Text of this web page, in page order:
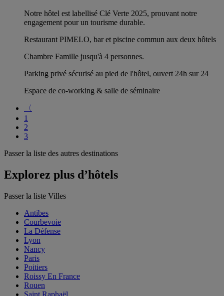
Notre hôtel est labellisé Clé Verte 2025, prouvant notre
engagement pour un tourisme durable.
Restaurant PIMELO, bar et piscine commun aux deux hôtels
Chambre Famille jusqu'à 4 personnes.
Parking privé sécurisé au pied de l'hôtel, ouvert 24h sur 24
Espace de co-working & salle de séminaire
〈
1
2
3
Passer la liste des autres destinations
Explorez plus d’hôtels
Passer la liste Villes
Antibes
Courbevoie
La Défense
Lyon
Nancy
Paris
Poitiers
Roissy En France
Rouen